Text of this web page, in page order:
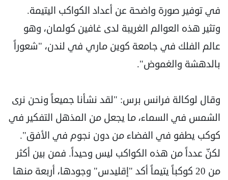
في توفير صورة واضحة عن أعداد الكواكب اليتيمة.
وتثير هذه العوالم الغريبة لدى غافين كولمان، وهو
عالم الفلك في جامعة كوين ماري في لندن، "شعوراً
بالدهشة والغموض".
وقال لوكالة فرانس برس: "لقد نشأنا جميعاً ونحن نرى
الشمس في السماء، ما يجعل من المذهل التفكير في
كوكب يطفو في الفضاء من دون نجوم في الأفق".
لكنّ عدداً من هذه الكواكب ليس وحيداً. فمن بين أكثر
من 20 كوكباً يتيماً أكد "إقليدس" وجودها، أربعة منها